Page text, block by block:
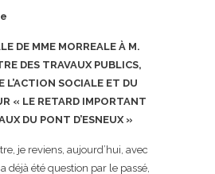
DE MME MORREALE À M.
DES TRAVAUX PUBLICS,
L’ACTION SOCIALE ET DU
« LE RETARD IMPORTANT
DU PONT D’ESNEUX »
je reviens, aujourd’hui, avec
déjà été question par le passé,